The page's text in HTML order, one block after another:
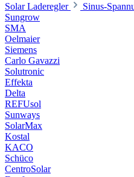
Solar Laderegler
Sinus-
Sungrow
SMA
Oelmaier
Siemens
Carlo Gavazzi
Solutronic
Effekta
Delta
REFUsol
Sunways
SolarMax
Kostal
KACO
Schüco
CentroSolar